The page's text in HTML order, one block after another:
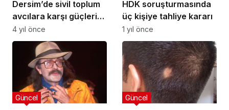
Dersim’de sivil toplum
avcılara karşı güçlerini
birleştirdi
4 yıl önce
HDK soruşturmasında
üç kişiye tahliye kararı
1 yıl önce
Güncel Güncel